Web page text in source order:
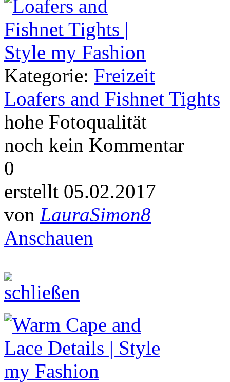
Kategorie: Freizeit
Loafers and Fishnet Tights
hohe Fotoqualität
noch kein Kommentar
0
erstellt 05.02.2017
von LauraSimon8
Anschauen